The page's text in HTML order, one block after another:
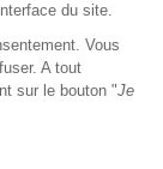
du site.
Vous
A tout
sur le bouton "Je